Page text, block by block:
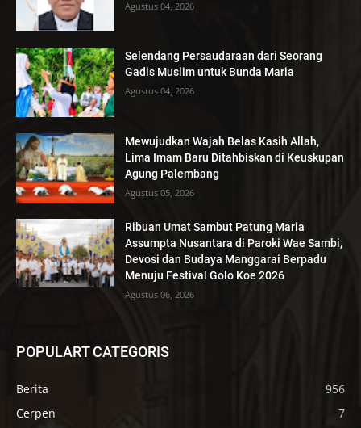
Agustus 04, 2026
Selendang Persaudaraan dari Seorang
Gadis Muslim untuk Bunda Maria
Agustus 04, 2026
Mewujudkan Wajah Belas Kasih Allah,
Lima Imam Baru Ditahbiskan di Keuskupan
Agung Palembang
Agustus 05, 2026
Ribuan Umat Sambut Patung Maria
Assumpta Nusantara di Paroki Wae Sambi,
Devosi dan Budaya Manggarai Berpadu
Menuju Festival Golo Koe 2026
Agustus 06, 2026
POPULART CATEGORIS
Berita
956
Cerpen
7